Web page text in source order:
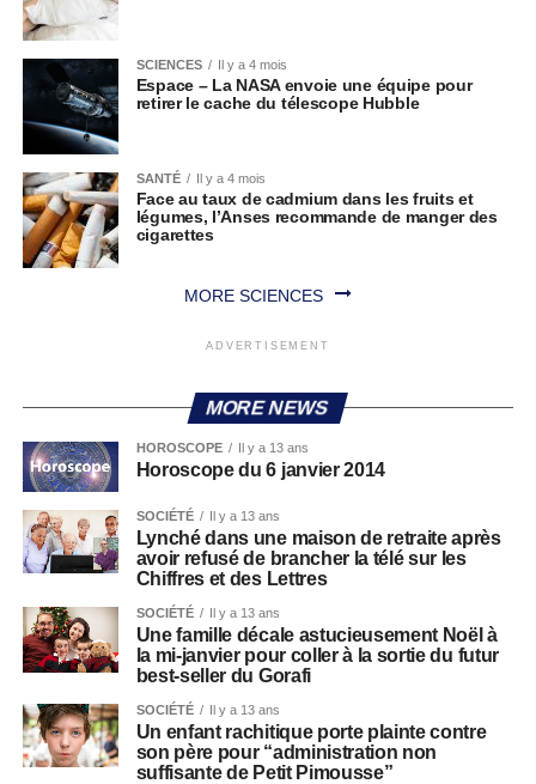
SCIENCES Il y a 4 mois
Espace – La NASA envoie une équipe pour
retirer le cache du télescope Hubble
SANTÉ Il y a 4 mois
Face au taux de cadmium dans les fruits et
légumes, l’Anses recommande de manger des
cigarettes
MORE SCIENCES
ADVERTISEMENT
MORE NEWS
HOROSCOPE Il y a 13 ans
Horoscope du 6 janvier 2014
SOCIÉTÉ Il y a 13 ans
Lynché dans une maison de retraite après
avoir refusé de brancher la télé sur les
Chiffres et des Lettres
SOCIÉTÉ Il y a 13 ans
Une famille décale astucieusement Noël à
la mi-janvier pour coller à la sortie du futur
best-seller du Gorafi
SOCIÉTÉ Il y a 13 ans
Un enfant rachitique porte plainte contre
son père pour “administration non
suffisante de Petit Pimousse”